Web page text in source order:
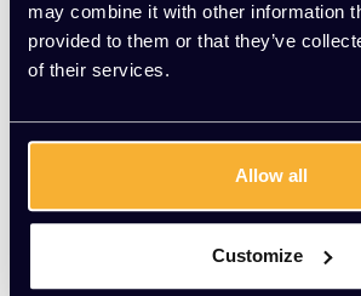
may combine it with other information
provided to them or that they’ve
of their services.
Allow all
Customize
Gratis montage
Vrijblijvende offerte
Productomschrijving
Wat onze klanten zeggen
average of 0 review(s)